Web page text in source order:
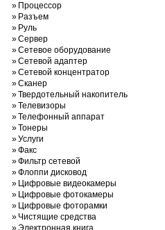
» Процессор
» Разъем
» Руль
»Сервер
»Сетевое оборудование
»Сетевой адаптер
»Сетевой концентратор
»Сканер
»Твердотельный накопитель
»Телевизоры
»Телефонный аппарат
»Тонеры
»Услуги
»Факс
»Фильтр сетевой
»Флоппи дисковод
» Цифровые видеокамеры
» Цифровые фотокамеры
» Цифровые фоторамки
» Чистящие средства
»Электронная книга